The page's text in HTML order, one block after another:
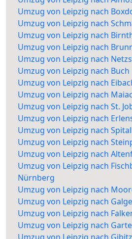
Umzug von Leipzig nach
Umzug von Leipzig nach
Umzug von Leipzig nach
Umzug von Leipzig nach
Umzug von Leipzig nach
Umzug von Leipzig nach Buch
Umzug von Leipzig nach
Umzug von Leipzig nach
Umzug von Leipzig nach St.
Umzug von Leipzig nach
Umzug von Leipzig nach
Umzug von Leipzig nach
Umzug von Leipzig nach
Umzug von Leipzig nach
Nürnberg
Umzug von Leipzig nach
Umzug von Leipzig nach
Umzug von Leipzig nach
Umzug von Leipzig nach